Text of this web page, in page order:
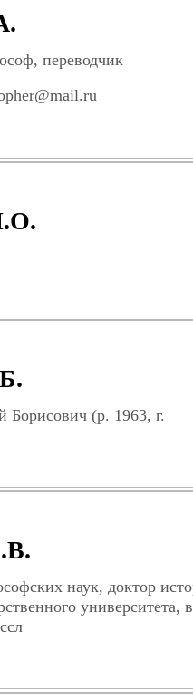
переводчик
Борисович (р. 1963, г.
наук, доктор